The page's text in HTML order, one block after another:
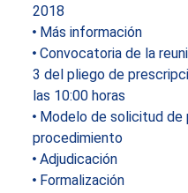
2018
Más información
Convocatoria de la
3 del pliego de
las 10:00 horas
Modelo de solicitud de
procedimiento
Adjudicación
Formalización